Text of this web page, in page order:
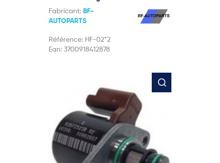
Fabricant: BF-
AUTOPARTS
Référence: HF-02*2
Ean: 3700918412878